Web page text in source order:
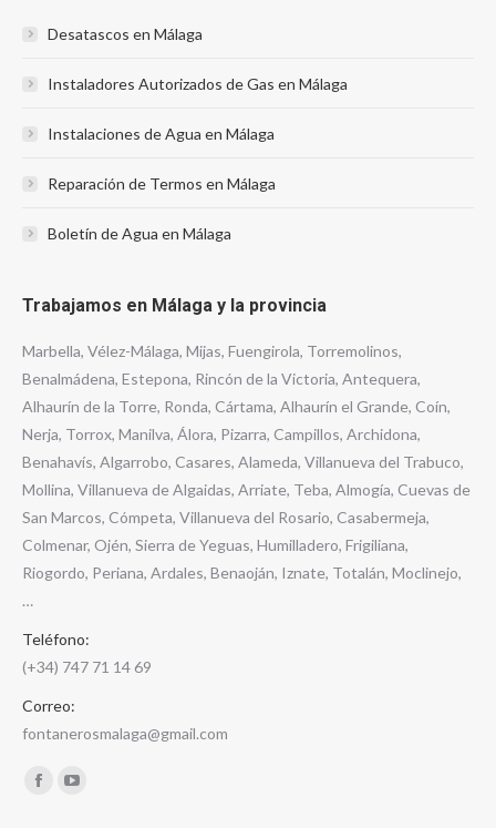
Desatascos en Málaga
Instaladores Autorizados de Gas en Málaga
Instalaciones de Agua en Málaga
Reparación de Termos en Málaga
Boletín de Agua en Málaga
Trabajamos en Málaga y la provincia
Marbella, Vélez-Málaga, Mijas, Fuengirola, Torremolinos,
Benalmádena, Estepona, Rincón de la Victoria, Antequera,
Alhaurín de la Torre, Ronda, Cártama, Alhaurín el Grande, Coín,
Nerja, Torrox, Manilva, Álora, Pizarra, Campillos, Archidona,
Benahavís, Algarrobo, Casares, Alameda, Villanueva del Trabuco,
Mollina, Villanueva de Algaidas, Arriate, Teba, Almogía, Cuevas de
San Marcos, Cómpeta, Villanueva del Rosario, Casabermeja,
Colmenar, Ojén, Sierra de Yeguas, Humilladero, Frigiliana,
Riogordo, Periana, Ardales, Benaoján, Iznate, Totalán, Moclinejo,
…
Teléfono:
(+34) 747 71 14 69
Correo:
fontanerosmalaga@gmail.com
Encuéntranos en: